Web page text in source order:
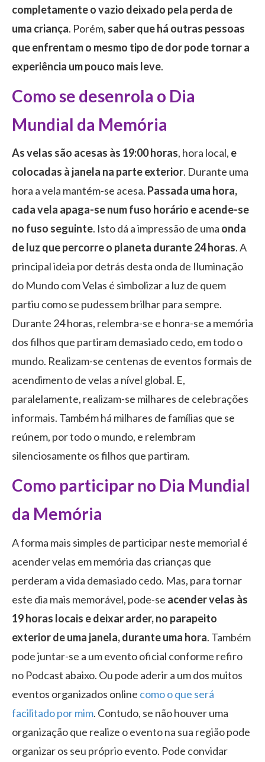
completamente o vazio deixado pela perda de
uma criança. Porém, saber que há outras pessoas
que enfrentam o mesmo tipo de dor pode tornar a
experiência um pouco mais leve.
Como se desenrola o Dia
Mundial da Memória
As velas são acesas às 19:00 horas, hora local, e
colocadas à janela na parte exterior. Durante uma
hora a vela mantém-se acesa. Passada uma hora,
cada vela apaga-se num fuso horário e acende-se
no fuso seguinte. Isto dá a impressão de uma onda
de luz que percorre o planeta durante 24 horas. A
principal ideia por detrás desta onda de Iluminação
do Mundo com Velas é simbolizar a luz de quem
partiu como se pudessem brilhar para sempre.
Durante 24 horas, relembra-se e honra-se a memória
dos filhos que partiram demasiado cedo, em todo o
mundo. Realizam-se centenas de eventos formais de
acendimento de velas a nível global. E,
paralelamente, realizam-se milhares de celebrações
informais. Também há milhares de famílias que se
reúnem, por todo o mundo, e relembram
silenciosamente os filhos que partiram.
Como participar no Dia Mundial
da Memória
A forma mais simples de participar neste memorial é
acender velas em memória das crianças que
perderam a vida demasiado cedo. Mas, para tornar
este dia mais memorável, pode-se acender velas às
19 horas locais e deixar arder, no parapeito
exterior de uma janela, durante uma hora. Também
pode juntar-se a um evento oficial conforme refiro
no Podcast abaixo. Ou pode aderir a um dos muitos
eventos organizados online como o que será
facilitado por mim. Contudo, se não houver uma
organização que realize o evento na sua região pode
organizar os seu próprio evento. Pode convidar